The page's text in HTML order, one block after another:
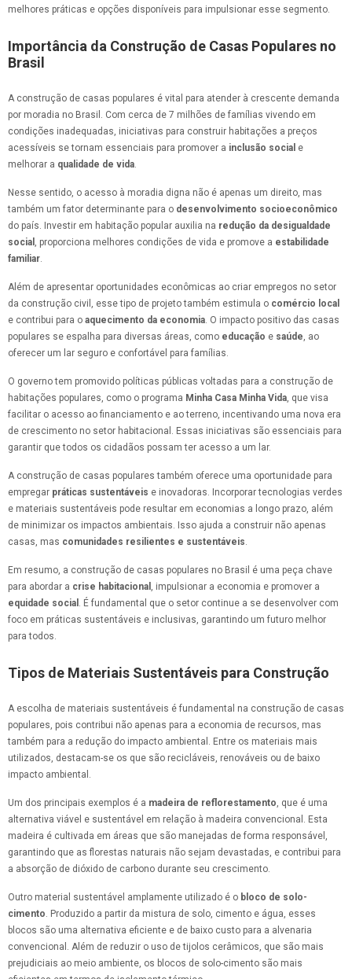
melhores práticas e opções disponíveis para impulsionar esse segmento.
Importância da Construção de Casas Populares no
Brasil
A construção de casas populares é vital para atender à crescente demanda
por moradia no Brasil. Com cerca de 7 milhões de famílias vivendo em
condições inadequadas, iniciativas para construir habitações a preços
acessíveis se tornam essenciais para promover a inclusão social e
melhorar a qualidade de vida.
Nesse sentido, o acesso à moradia digna não é apenas um direito, mas
também um fator determinante para o desenvolvimento socioeconômico
do país. Investir em habitação popular auxilia na redução da desigualdade
social , proporciona melhores condições de vida e promove a estabilidade
familiar.
Além de apresentar oportunidades econômicas ao criar empregos no setor
da construção civil, esse tipo de projeto também estimula o comércio local
e contribui para o aquecimento da economia. O impacto positivo das casas
populares se espalha para diversas áreas, como educação e saúde, ao
oferecer um lar seguro e confortável para famílias.
O governo tem promovido políticas públicas voltadas para a construção de
habitações populares, como o programa Minha Casa Minha Vida, que visa
facilitar o acesso ao financiamento e ao terreno, incentivando uma nova era
de crescimento no setor habitacional. Essas iniciativas são essenciais para
garantir que todos os cidadãos possam ter acesso a um lar.
A construção de casas populares também oferece uma oportunidade para
empregar práticas sustentáveis e inovadoras. Incorporar tecnologias verdes
e materiais sustentáveis pode resultar em economias a longo prazo, além
de minimizar os impactos ambientais. Isso ajuda a construir não apenas
casas, mas comunidades resilientes e sustentáveis.
Em resumo, a construção de casas populares no Brasil é uma peça chave
para abordar a crise habitacional , impulsionar a economia e promover a
equidade social . É fundamental que o setor continue a se desenvolver com
foco em práticas sustentáveis e inclusivas, garantindo um futuro melhor
para todos.
Tipos de Materiais Sustentáveis para Construção
A escolha de materiais sustentáveis é fundamental na construção de casas
populares, pois contribui não apenas para a economia de recursos, mas
também para a redução do impacto ambiental. Entre os materiais mais
utilizados, destacam-se os que são recicláveis, renováveis ou de baixo
impacto ambiental.
Um dos principais exemplos é a madeira de reflorestamento, que é uma
alternativa viável e sustentável em relação à madeira convencional. Esta
madeira é cultivada em áreas que são manejadas de forma responsável,
garantindo que as florestas naturais não sejam devastadas, e contribui para
a absorção de dióxido de carbono durante seu crescimento.
Outro material sustentável amplamente utilizado é o bloco de solo-
cimento. Produzido a partir da mistura de solo, cimento e água, esses
blocos são uma alternativa eficiente e de baixo custo para a alvenaria
convencional. Além de reduzir o uso de tijolos cerâmicos, que são mais
prejudiciais ao meio ambiente, os blocos de solo-cimento são mais